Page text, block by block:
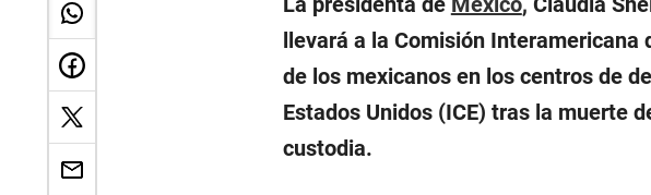
llevará a la Comisión Interamericana
de los mexicanos en los centros de
Estados Unidos (ICE) tras la muerte
custodia.